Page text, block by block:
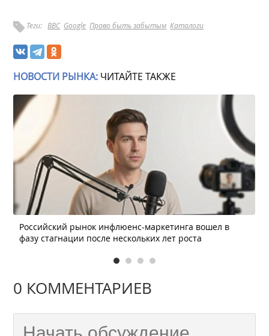
Теги: BBC Google Право быть забытым Каталоги
НОВОСТИ РЫНКА: ЧИТАЙТЕ ТАКЖЕ
Российский рынок инфлюенс-маркетинга вошел в
фазу стагнации после нескольких лет роста
0 КОММЕНТАРИЕВ